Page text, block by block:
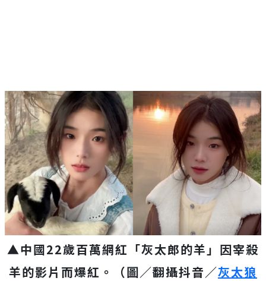
▲中國22歲百萬網紅「灰太郎的羊」因宰殺
羊的影片而爆紅。（圖／翻攝抖音／灰太狼